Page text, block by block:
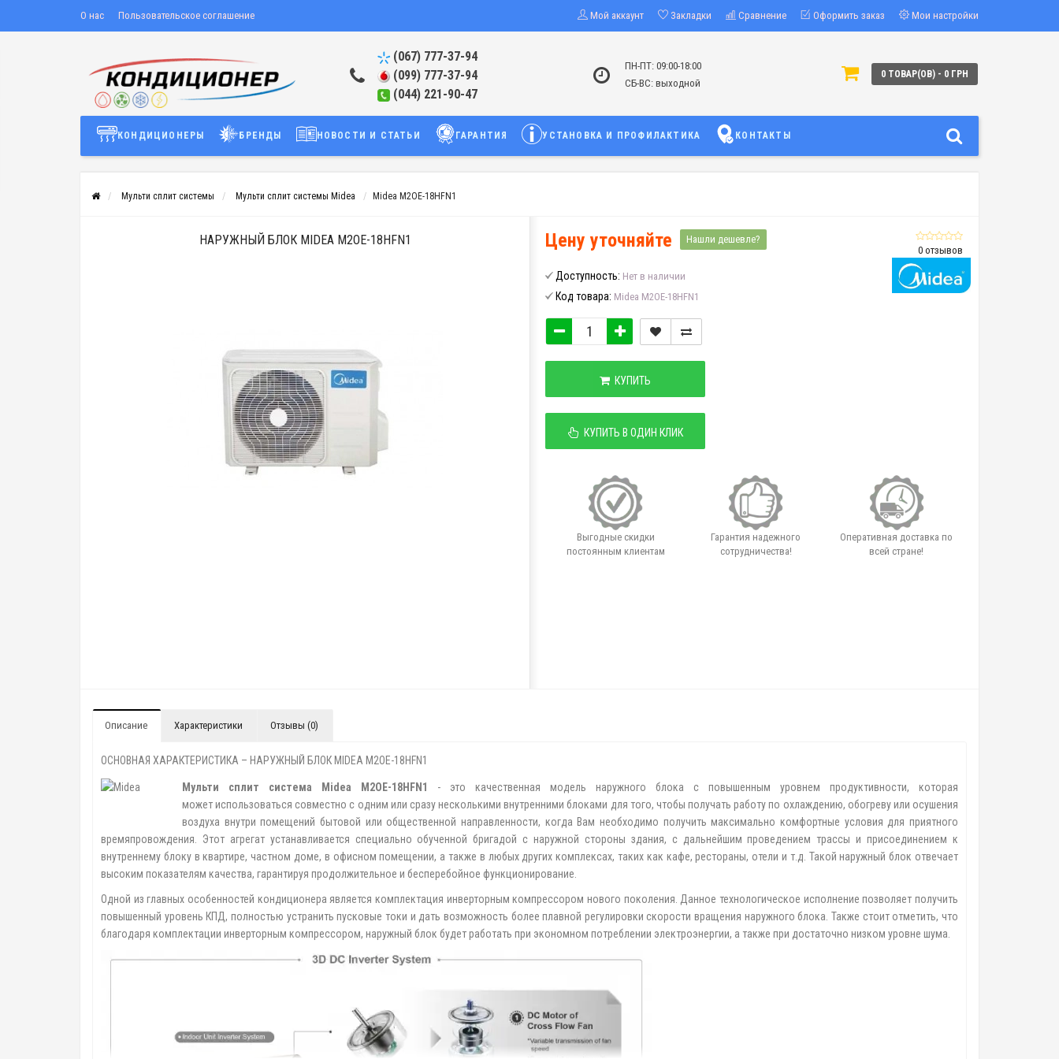
О нас Пользовательское соглашение Мой аккаунт Закладки Сравнение Оформить заказ Мои настройки
(067) 777-37-94
(099) 777-37-94
(044) 221-90-47
ПН-ПТ: 09:00-18:00
СБ-ВС: выходной
0 ТОВАР(ОВ) - 0 ГРН
КОНДИЦИОНЕРЫ БРЕНДЫ НОВОСТИ И СТАТЬИ ГАРАНТИЯ УСТАНОВКА И ПРОФИЛАКТИКА КОНТАКТЫ
Мульти сплит системы Мульти сплит системы Midea Midea M2OE-18HFN1
НАРУЖНЫЙ БЛОК MIDEA M2OE-18HFN1
0 отзывов
Цену уточняйте Нашли дешевле?
Доступность: Нет в наличии
Код товара: Midea M2OE-18HFN1
КУПИТЬ
КУПИТЬ В ОДИН КЛИК
Выгодные скидки
постоянным клиентам
Гарантия надежного
сотрудничества!
Оперативная доставка по
всей стране!
Описание Характеристики Отзывы (0)
ОСНОВНАЯ ХАРАКТЕРИСТИКА – НАРУЖНЫЙ БЛОК MIDEA M2OE-18HFN1
Мульти сплит система Midea M2OE-18HFN1
- это качественная модель наружного блока с повышенным уровнем продуктивности, которая
может использоваться совместно с одним или сразу несколькими внутренними блоками для того, чтобы получать работу по охлаждению, обогреву или осушения
воздуха внутри помещений бытовой или общественной направленности, когда Вам необходимо получить максимально комфортные условия для приятного
времяпровождения. Этот агрегат устанавливается специально обученной бригадой с наружной стороны здания, с дальнейшим проведением трассы и присоединением к
внутреннему блоку в квартире, частном доме, в офисном помещении, а также в любых других комплексах, таких как кафе, рестораны, отели и т.д. Такой наружный блок отвечает
высоким показателям качества, гарантируя продолжительное и бесперебойное функционирование.
Одной из главных особенностей кондиционера является комплектация инверторным компрессором нового поколения. Данное технологическое исполнение позволяет получить
повышенный уровень КПД, полностью устранить пусковые токи и дать возможность более плавной регулировки скорости вращения наружного блока. Также стоит отметить, что
благодаря комплектации инверторным компрессором, наружный блок будет работать при экономном потреблении электроэнергии, а также при достаточно низком уровне шума.